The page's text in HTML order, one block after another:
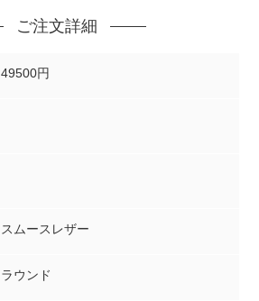
ご注文詳細
49500円
スムースレザー
ラウンド